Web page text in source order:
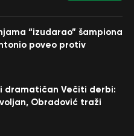
“izudarao” šampiona
poveo protiv
dramatičan Večiti derbi:
Obradović traži